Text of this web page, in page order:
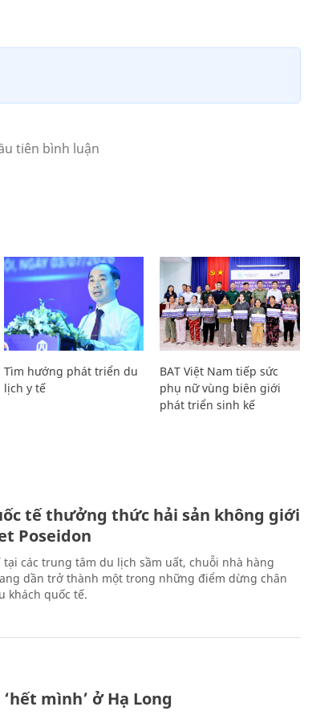
Tìm hướng phát triển du
lịch y tế
BAT Việt Nam tiếp sức
phụ nữ vùng biên giới
phát triển sinh kế
tế thưởng thức hải sản không giới
Poseidon
các trung tâm du lịch sầm uất, chuỗi nhà hàng
dần trở thành một trong những điểm dừng chân
khách quốc tế.
mình’ ở Hạ Long